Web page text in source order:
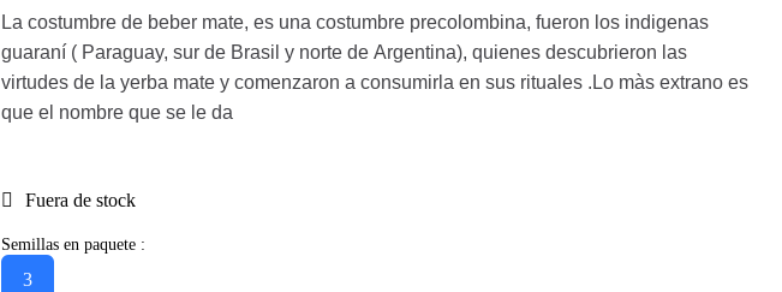
La costumbre de beber mate, es una costumbre precolombina, fueron los indigenas
guaraní ( Paraguay, sur de Brasil y norte de Argentina), quienes descubrieron las
virtudes de la yerba mate y comenzaron a consumirla en sus rituales .Lo màs extrano es
que el nombre que se le da
Fuera de stock
Semillas en paquete :
3